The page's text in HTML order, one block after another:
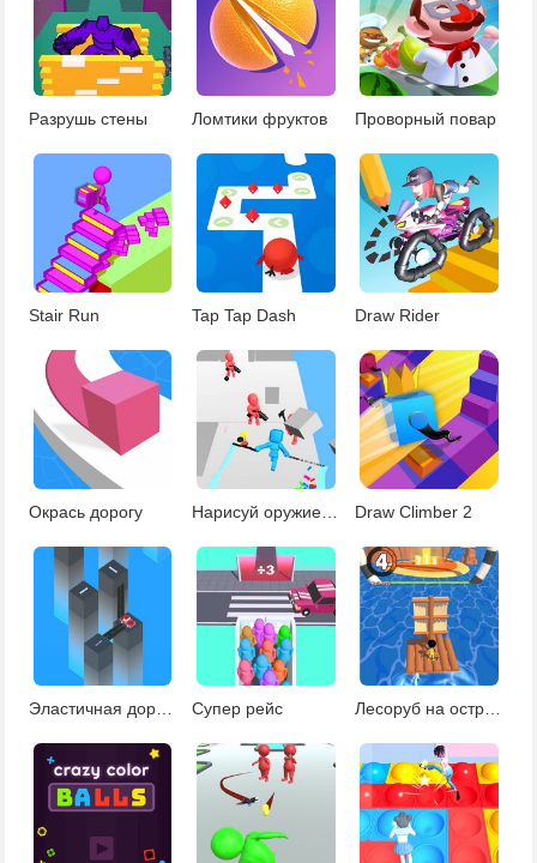
Разрушь стены Ломтики фруктов Проворный повар
Stair Run Tap Tap Dash Draw Rider
Окрась дорогу Нарисуй оружие и воюй Draw Climber 2
Эластичная дорога Супер рейс Лесоруб на острове